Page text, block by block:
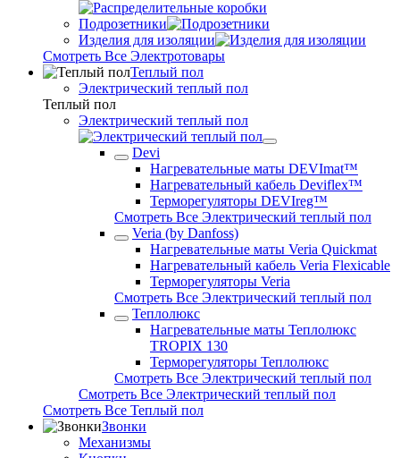
Подрозетники
Изделия для изоляции
Смотреть Все Электротовары
Теплый пол
Электрический теплый пол
Теплый пол
Электрический теплый пол
Devi
Нагревательные маты DEVImat™
Нагревательный кабель Deviflex™
Терморегуляторы DEVIreg™
Смотреть Все Электрический теплый пол
Veria (by Danfoss)
Нагревательные маты Veria Quickmat
Нагревательный кабель Veria Flexicable
Терморегуляторы Veria
Смотреть Все Электрический теплый пол
Теплолюкс
Нагревательные маты Теплолюкс
TROPIX 130
Терморегуляторы Теплолюкс
Смотреть Все Электрический теплый пол
Смотреть Все Электрический теплый пол
Смотреть Все Теплый пол
Звонки
Механизмы